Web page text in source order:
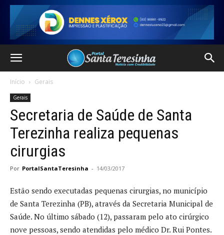
Início Gerais
Gerais
Secretaria de Saúde de Santa
Terezinha realiza pequenas
cirurgias
Por PortalSantaTeresinha - 14/03/2017
Estão sendo executadas pequenas cirurgias, no município
de Santa Terezinha (PB), através da Secretaria Municipal de
Saúde. No último sábado (12), passaram pelo ato cirúrgico
nove pessoas, sendo atendidas pelo médico Dr. Rui Pontes.